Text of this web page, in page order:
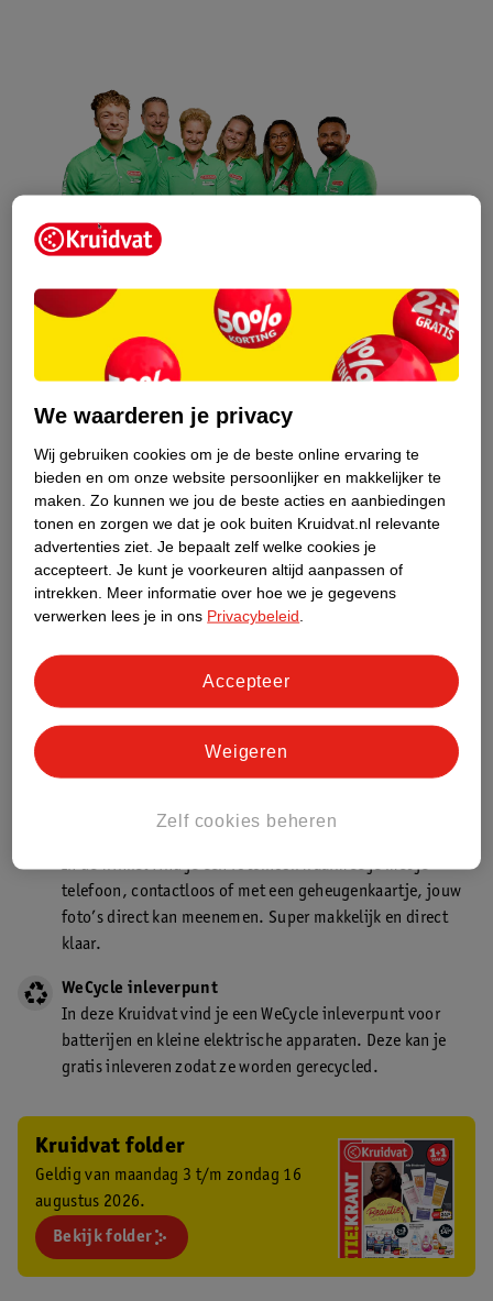
Kruidvat is een erkend specialist in
zelfzorg, ook online. Wat je
gezondheidsvraag ook is, stel hem aan
Stel je gezondheidsvraag
Ook in deze winkel
Kruidvat.nl ophaalpunt
Laat je bestelling snel en gemakkelijk bezorgen in de
Kruidvat is een gecertificeerd drogist. Dit betekent dat je
In de winkel vind je een fotokiosk waarmee je met je
telefoon, contactloos of met een geheugenkaartje, jouw
foto’s direct kan meenemen. Super makkelijk en direct
klaar.
WeCycle inleverpunt
In deze Kruidvat vind je een WeCycle inleverpunt voor
batterijen en kleine elektrische apparaten. Deze kan je
gratis inleveren zodat ze worden gerecycled.
Kruidvat folder
Geldig van maandag 3 t/m zondag 16
augustus 2026.
Bekijk folder
We waarderen je privacy
Wij gebruiken cookies om je de beste online ervaring te
bieden en om onze website persoonlijker en makkelijker te
maken. Zo kunnen we jou de beste acties en aanbiedingen
tonen en zorgen we dat je ook buiten Kruidvat.nl relevante
advertenties ziet. Je bepaalt zelf welke cookies je
accepteert. Je kunt je voorkeuren altijd aanpassen of
intrekken.
Meer informatie over hoe we je gegevens
verwerken lees je in ons Privacybeleid
Zelf cookies beheren
Weigeren
Accepteer